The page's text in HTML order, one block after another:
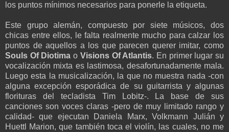
los puntos mínimos necesarios para ponerle la etiqueta.
Este grupo alemán, compuesto por siete músicos, dos
chicas entre ellos, le falta realmente mucho para calzar los
puntos de aquellos a los que parecen querer imitar, como
Souls Of Diotima o Visions Of Atlantis. En primer lugar su
vocalización mixta es lastimosa, desafortunadamente mala.
Luego esta la musicalización, la que no muestra nada -con
alguna excepción esporádica de su guitarrista y algunas
florituras del tecladista Tim Lobitz-. La base de sus
canciones son voces claras -pero de muy limitado rango y
calidad- que ejecutan Daniela Marx, Volkmann Julián y
Huettl Marion, que también toca el violín, las cuales, no me